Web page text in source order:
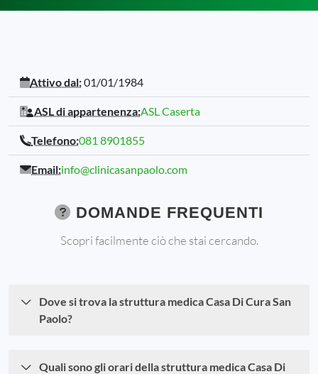
Attivo dal:01/01/1984
ASL di appartenenza:ASL Caserta
Telefono:081 8901855
Email:info@clinicasanpaolo.com
DOMANDE FREQUENTI
Scopri facilmente ciò che stai cercando.
Dove si trova la struttura medica Casa Di Cura San
Paolo?
Quali sono gli orari della struttura medica Casa Di